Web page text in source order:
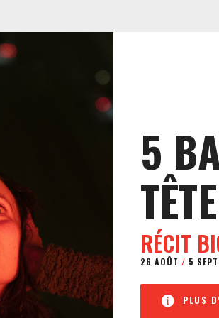
5
TÊTE
RÉCIT
26 AOÛT / 5
PLUS